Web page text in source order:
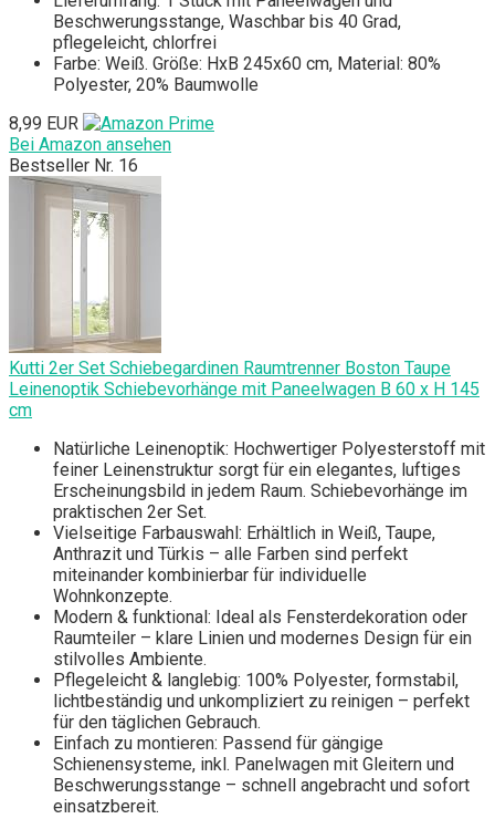
Beschwerungsstange, Waschbar bis 40 Grad,
pflegeleicht, chlorfrei
Farbe: Weiß. Größe: HxB 245x60 cm, Material: 80%
Polyester, 20% Baumwolle
8,99 EUR
Bei Amazon ansehen
Bestseller Nr. 16
Kutti 2er Set Schiebegardinen Raumtrenner Boston Taupe
Leinenoptik Schiebevorhänge mit Paneelwagen B 60 x H 145
cm
Natürliche Leinenoptik: Hochwertiger Polyesterstoff mit
feiner Leinenstruktur sorgt für ein elegantes, luftiges
Erscheinungsbild in jedem Raum. Schiebevorhänge im
praktischen 2er Set.
Vielseitige Farbauswahl: Erhältlich in Weiß, Taupe,
Anthrazit und Türkis – alle Farben sind perfekt
miteinander kombinierbar für individuelle
Wohnkonzepte.
Modern & funktional: Ideal als Fensterdekoration oder
Raumteiler – klare Linien und modernes Design für ein
stilvolles Ambiente.
Pflegeleicht & langlebig: 100% Polyester, formstabil,
lichtbeständig und unkompliziert zu reinigen – perfekt
für den täglichen Gebrauch.
Einfach zu montieren: Passend für gängige
Schienensysteme, inkl. Panelwagen mit Gleitern und
Beschwerungsstange – schnell angebracht und sofort
einsatzbereit.